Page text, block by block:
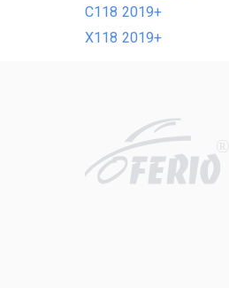
C118 2019+
X118 2019+
R